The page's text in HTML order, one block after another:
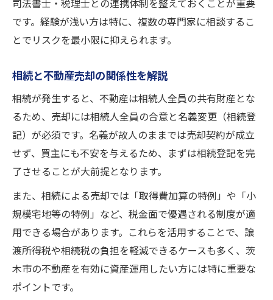
司法書士・税理士との連携体制を整えておくことが重要
です。経験が浅い方は特に、複数の専門家に相談するこ
とでリスクを最小限に抑えられます。
相続と不動産売却の関係性を解説
相続が発生すると、不動産は相続人全員の共有財産とな
るため、売却には相続人全員の合意と名義変更（相続登
記）が必須です。名義が故人のままでは売却契約が成立
せず、買主にも不安を与えるため、まずは相続登記を完
了させることが大前提となります。
また、相続による売却では「取得費加算の特例」や「小
規模宅地等の特例」など、税金面で優遇される制度が適
用できる場合があります。これらを活用することで、譲
渡所得税や相続税の負担を軽減できるケースも多く、茨
木市の不動産を有効に資産運用したい方には特に重要な
ポイントです。